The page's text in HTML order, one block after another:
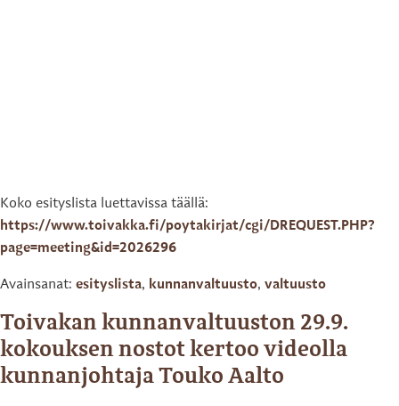
Koko esityslista luettavissa täällä:
https://www.toivakka.fi/poytakirjat/cgi/DREQUEST.PHP?
page=meeting&id=2026296
Avainsanat: esityslista, kunnanvaltuusto, valtuusto
Toivakan kunnanvaltuuston 29.9.
kokouksen nostot kertoo videolla
kunnanjohtaja Touko Aalto